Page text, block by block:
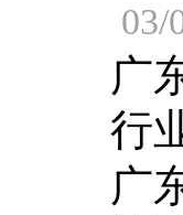
03/
广
行
广